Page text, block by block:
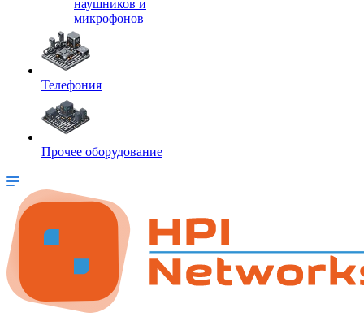
наушников и
микрофонов
Телефония
Прочее оборудование